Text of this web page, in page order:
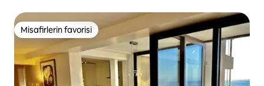
Misafirlerin favorisi
Misafirlerin favorisi